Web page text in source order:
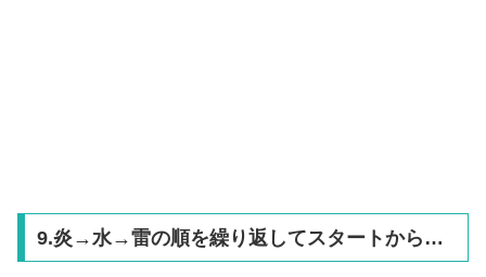
9.炎→水→雷の順を繰り返してスタートから…